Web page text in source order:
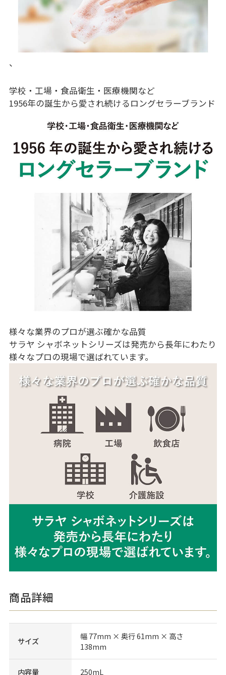
、
学校・工場・食品衛生・医療機関など
1956年の誕生から愛され続けるロングセラーブランド
様々な業界のプロが選ぶ確かな品質
サラヤ シャボネットシリーズは発売から長年にわたり
様々なプロの現場で選ばれています。
商品詳細
サイズ
幅 77mm × 奥行 61mm × 高さ
138mm
内容量 250mL